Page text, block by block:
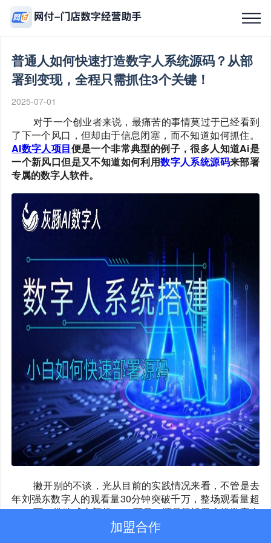
加盟合作
普通人如何快速打造数字人系统源码？从部
署到变现，全程只需抓住3个关键！
2025-07-01
对于一个创业者来说，最痛苦的事情莫过于已经看到
了下一个风口，但却由于信息闭塞，而不知道如何抓住。
AI数字人项目便是一个非常典型的例子，很多人知道Ai是
一个新风口但是又不知道如何利用数字人系统源码来部署
专属的数字人软件。
撇开别的不谈，光从目前的实践情况来看，不管是去
年刘强东数字人的观看量30分钟突破千万，整场观看量超
2000万，带动成交额超5000万元，还是最近罗永浩数字人
直播的开播26分钟，GMV就超过了本人直播1小时的带货
首页
本地生活服务
经典案例
新闻动态
关于我们
网付资质